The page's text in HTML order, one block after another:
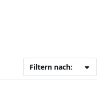
Filtern nach: